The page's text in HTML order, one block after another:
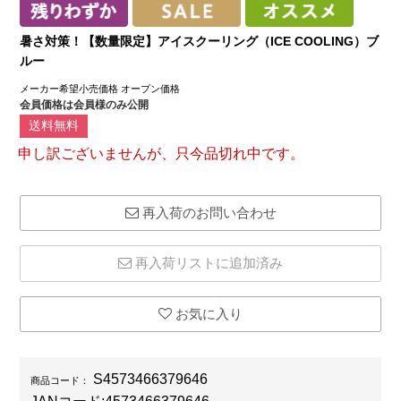
暑さ対策！【数量限定】アイスクーリング（ICE COOLING）ブ
ルー
メーカー希望小売価格 オープン価格
会員価格は会員様のみ公開
送料無料
申し訳ございませんが、只今品切れ中です。
再入荷のお問い合わせ
再入荷リストに追加済み
お気に入り
商品コード：
S4573466379646